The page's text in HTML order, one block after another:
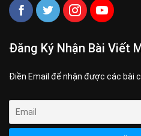
Đăng Ký Nhận Bài Viết
Điền Email để nhận được các bài